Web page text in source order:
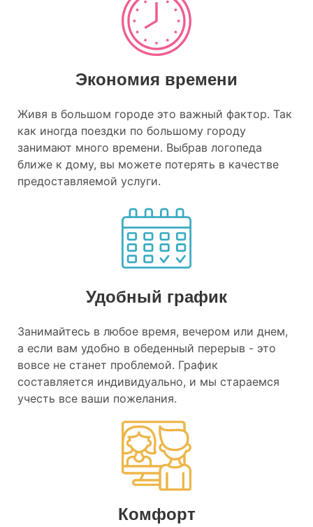
Экономия времени
Живя в большом городе это важный фактор. Так
как иногда поездки по большому городу
занимают много времени. Выбрав логопеда
ближе к дому, вы можете потерять в качестве
предоставляемой услуги.
Удобный график
Занимайтесь в любое время, вечером или днем,
а если вам удобно в обеденный перерыв - это
вовсе не станет проблемой. График
составляется индивидуально, и мы стараемся
учесть все ваши пожелания.
Комфорт